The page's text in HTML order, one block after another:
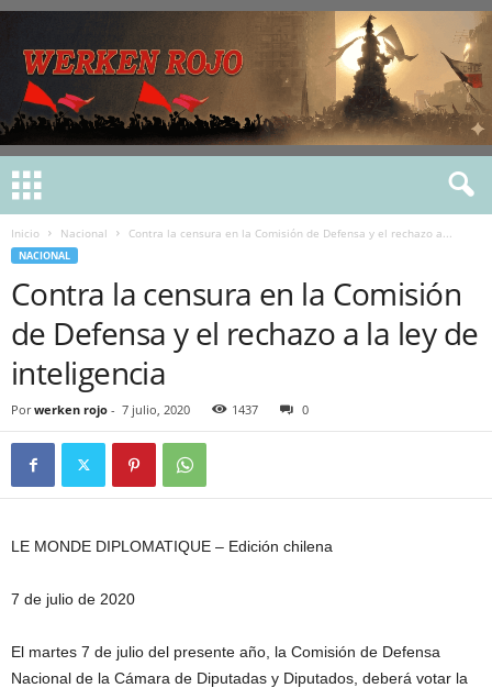
Inicio Nacional Contra la censura en la Comisión de Defensa y el rechazo a...
NACIONAL
Contra la censura en la Comisión
de Defensa y el rechazo a la ley de
inteligencia
Por werken rojo - 7 julio, 2020 1437 0
LE MONDE DIPLOMATIQUE – Edición chilena
7 de julio de 2020
El martes 7 de julio del presente año, la Comisión de Defensa
Nacional de la Cámara de Diputadas y Diputados, deberá votar la